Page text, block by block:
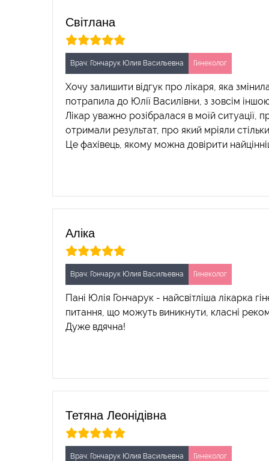
Світлана
Врач: Гончарук Юлия Васильевна Гинеколог
Хочу залишити відгук про лікаря, яка
потрапила до Юлії Василівни, з зовсім
Лікар уважно розібралася в моїй ситуації,
отримали результат, про який мріяли стільки
Це фахівець, якому можна довірити
Аліка
Врач: Гончарук Юлия Васильевна Гинеколог
Пані Юлія Гончарук - найсвітліша лікарка
питання, що можуть виникнути, класні
Дуже вдячна!
Тетяна Леонідівна
Врач: Гончарук Юлия Васильевна Гинеколог